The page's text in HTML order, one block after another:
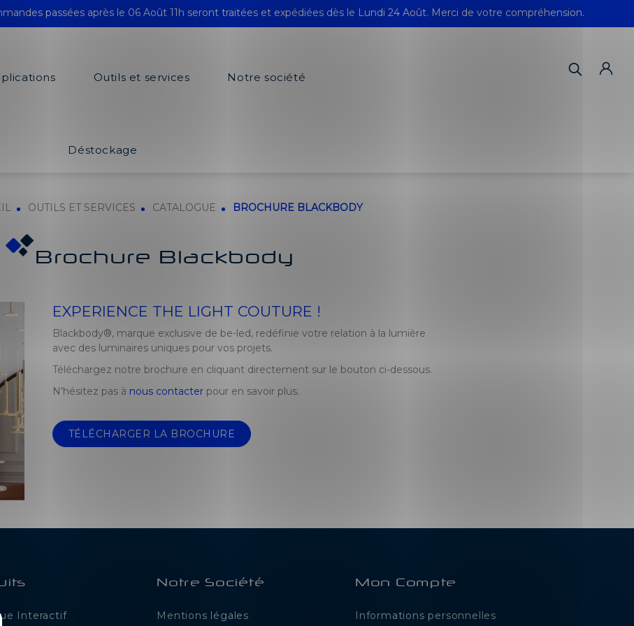
passées après le 06 Août 11h seront traitées et expédiées dès le Lundi 24 Août. Merci de votre compréhension.
Outils et services Notre société
Déstockage
OUTILS ET SERVICES CATALOGUE BROCHURE BLACKBODY
Brochure Blackbody
EXPERIENCE THE LIGHT COUTURE !
Blackbody®, marque exclusive de be-led, redéfinie votre relation à la lumière
avec des luminaires uniques pour vos projets.
Téléchargez notre brochure en cliquant directement sur le bouton ci-dessous.
N'hésitez pas à nous contacterpour en savoir plus.
TÉLÉCHARGER LA BROCHURE
Interactif
Notre Société
Mentions légales
Mon Compte
Informations personnelles